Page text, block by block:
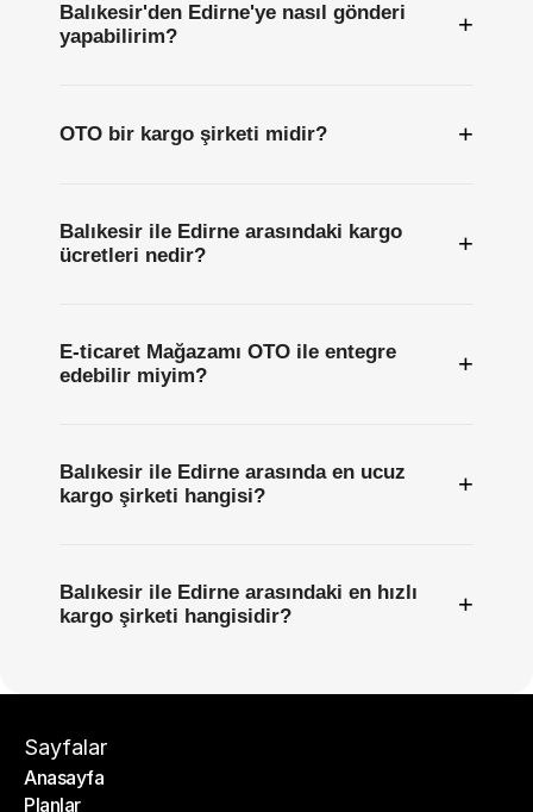
Balıkesir'den Edirne'ye nasıl gönderi
yapabilirim?
+
OTO bir kargo şirketi midir? +
Balıkesir ile Edirne arasındaki kargo
ücretleri nedir?
+
E-ticaret Mağazamı OTO ile entegre
edebilir miyim?
+
Balıkesir ile Edirne arasında en ucuz
kargo şirketi hangisi?
+
Balıkesir ile Edirne arasındaki en hızlı
kargo şirketi hangisidir?
+
Sayfalar
Anasayfa
Anasayfa
Planlar